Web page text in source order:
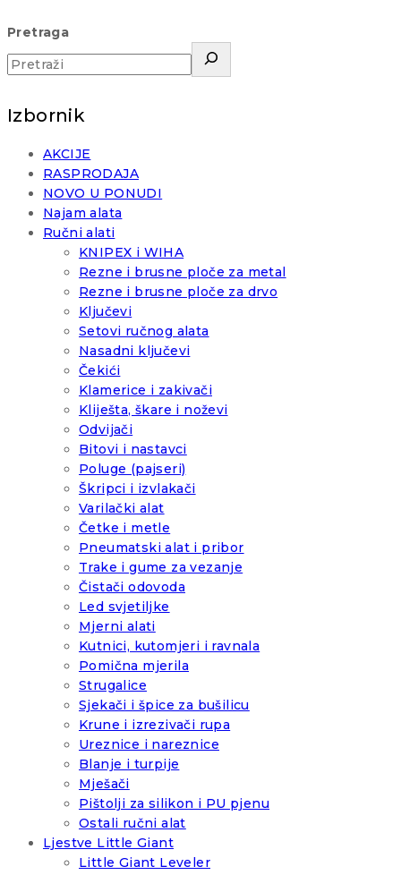
Pretraga
Izbornik
AKCIJE
RASPRODAJA
NOVO U PONUDI
Najam alata
Ručni alati
KNIPEX i WIHA
Rezne i brusne ploče za metal
Rezne i brusne ploče za drvo
Ključevi
Setovi ručnog alata
Nasadni ključevi
Čekići
Klamerice i zakivači
Kliješta, škare i noževi
Odvijači
Bitovi i nastavci
Poluge (pajseri)
Škripci i izvlakači
Varilački alat
Četke i metle
Pneumatski alat i pribor
Trake i gume za vezanje
Čistači odovoda
Led svjetiljke
Mjerni alati
Kutnici, kutomjeri i ravnala
Pomična mjerila
Strugalice
Sjekači i špice za bušilicu
Krune i izrezivači rupa
Ureznice i nareznice
Blanje i turpije
Mješači
Pištolji za silikon i PU pjenu
Ostali ručni alat
Ljestve Little Giant
Little Giant Leveler